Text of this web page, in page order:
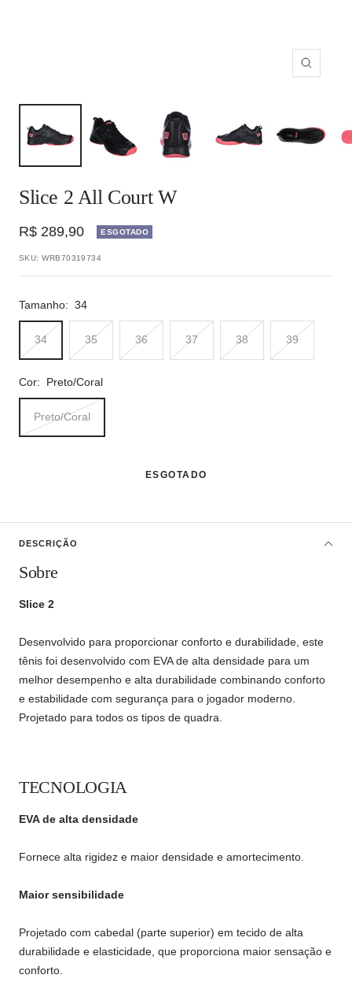
Zoom
Slice 2 All Court W
Preço
promocional
R$ 289,90 ESGOTADO
SKU:WRB70319734
Tamanho: 34
34 35 36 37 38 39
Cor: Preto/Coral
Preto/Coral
ESGOTADO
DESCRIÇÃO
Sobre
Slice 2
Desenvolvido para proporcionar conforto e durabilidade, este
tênis foi desenvolvido com EVA de alta densidade para um
melhor desempenho e alta durabilidade combinando conforto
e estabilidade com segurança para o jogador moderno.
Projetado para todos os tipos de quadra.
TECNOLOGIA
EVA de alta densidade
Fornece alta rigidez e maior densidade e amortecimento.
Maior sensibilidade
Projetado com cabedal (parte superior) em tecido de alta
durabilidade e elasticidade, que proporciona maior sensação e
conforto.